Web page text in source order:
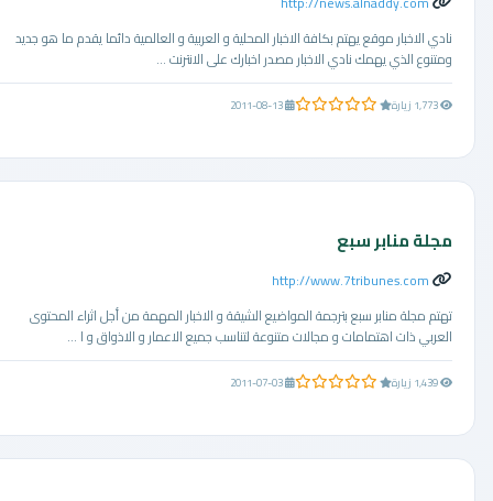
نادي الاخبار موقع يهتم بكافة الاخبار المحلية و العربية و العالمية دائما يقدم ما هو جديد
ومتنوع الذي يهمك نادي الاخبار مصدر اخبارك على الانترنت ...
0.0 من 5 نجوم 2011-08-13
مجلة منابر سبع
http://www.7tribunes.com
تهتم مجلة منابر سبع بترجمة المواضيع الشيقة و الاخبار المهمة من أجل اثراء المحتوى
العربي ذات اهتمامات و مجالات متنوعة لتناسب جميع الاعمار و الاذواق و ا ...
0.0 من 5 نجوم 2011-07-03